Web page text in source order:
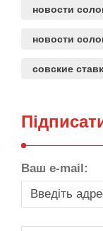
новости
новости
совские
Ваш e-mail: